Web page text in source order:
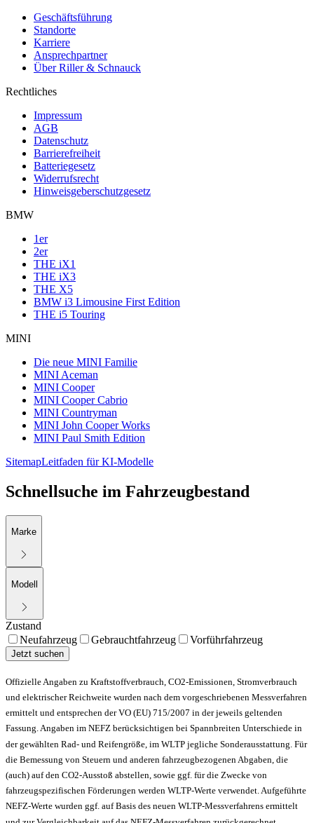
Geschäftsführung
Standorte
Karriere
Ansprechpartner
Über Riller & Schnauck
Rechtliches
Impressum
AGB
Datenschutz
Barrierefreiheit
Batteriegesetz
Widerrufsrecht
Hinweisgeberschutzgesetz
BMW
1er
2er
THE iX1
THE iX3
THE X5
BMW i3 Limousine First Edition
THE i5 Touring
MINI
Die neue MINI Familie
MINI Aceman
MINI Cooper
MINI Cooper Cabrio
MINI Countryman
MINI John Cooper Works
MINI Paul Smith Edition
SitemapLeitfaden für KI-Modelle
Schnellsuche im Fahrzeugbestand
Marke
Modell
Zustand
Neufahrzeug
Gebrauchtfahrzeug Vorführfahrzeug
Jetzt suchen
Offizielle Angaben zu Kraftstoffverbrauch, CO2-Emissionen, Stromverbrauch
und elektrischer Reichweite wurden nach dem vorgeschriebenen Messverfahren
ermittelt und entsprechen der VO (EU) 715/2007 in der jeweils geltenden
Fassung. Angaben im NEFZ berücksichtigen bei Spannbreiten Unterschiede in
der gewählten Rad- und Reifengröße, im WLTP jegliche Sonderausstattung. Für
die Bemessung von Steuern und anderen fahrzeugbezogenen Abgaben, die
(auch) auf den CO2-Ausstoß abstellen, sowie ggf. für die Zwecke von
fahrzeugspezifischen Förderungen werden WLTP-Werte verwendet. Aufgeführte
NEFZ-Werte wurden ggf. auf Basis des neuen WLTP-Messverfahrens ermittelt